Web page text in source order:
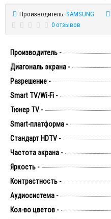
Производитель:SAMSUNG
0 отзывов
Производитель -
Диагональ экрана -
Разрешение -
Smart TV/Wi-Fi -
Тюнер TV -
Smart-платформа -
Стандарт HDTV -
Частота экрана -
Яркость -
Контрастность -
Аудиосистема -
Кол-во цветов -